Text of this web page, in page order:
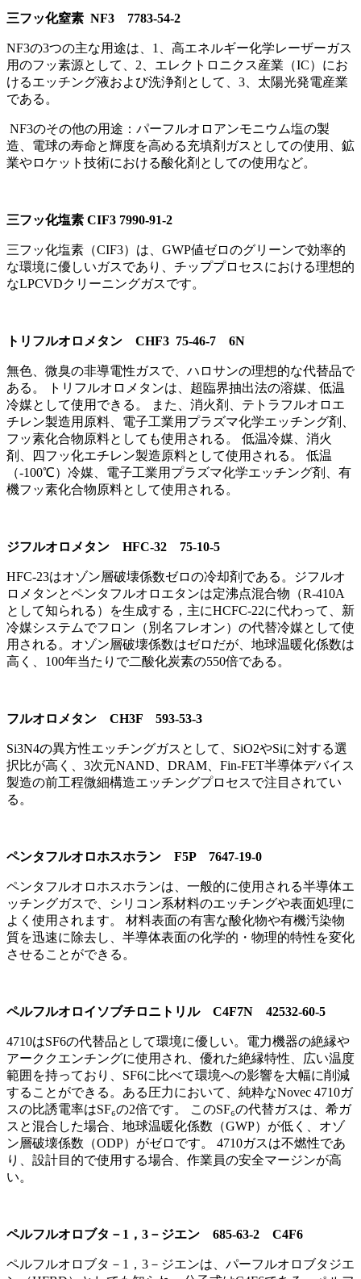
三フッ化窒素 NF3 7783-54-2
NF3の3つの主な用途は、1、高エネルギー化学レーザーガス
用のフッ素源として、2、エレクトロニクス産業（IC）にお
けるエッチング液および洗浄剤として、3、太陽光発電産業
である。
NF3のその他の用途：パーフルオロアンモニウム塩の製
造、電球の寿命と輝度を高める充填剤ガスとしての使用、鉱
業やロケット技術における酸化剤としての使用など。
三フッ化塩素 CIF3 7990-91-2
三フッ化塩素（CIF3）は、GWP値ゼロのグリーンで効率的
な環境に優しいガスであり、チッププロセスにおける理想的
なLPCVDクリーニングガスです。
トリフルオロメタン CHF3 75-46-7 6N
無色、微臭の非導電性ガスで、ハロサンの理想的な代替品で
ある。 トリフルオロメタンは、超臨界抽出法の溶媒、低温
冷媒として使用できる。 また、消火剤、テトラフルオロエ
チレン製造用原料、電子工業用プラズマ化学エッチング剤、
フッ素化合物原料としても使用される。 低温冷媒、消火
剤、四フッ化エチレン製造原料として使用される。 低温
（-100℃）冷媒、電子工業用プラズマ化学エッチング剤、有
機フッ素化合物原料として使用される。
ジフルオロメタン HFC-32 75-10-5
HFC-23はオゾン層破壊係数ゼロの冷却剤である。ジフルオ
ロメタンとペンタフルオロエタンは定沸点混合物（R-410A
として知られる）を生成する，主にHCFC-22に代わって、新
冷媒システムでフロン（別名フレオン）の代替冷媒として使
用される。オゾン層破壊係数はゼロだが、地球温暖化係数は
高く、100年当たりで二酸化炭素の550倍である。
フルオロメタン CH3F 593-53-3
Si3N4の異方性エッチングガスとして、SiO2やSiに対する選
択比が高く、3次元NAND、DRAM、Fin-FET半導体デバイス
製造の前工程微細構造エッチングプロセスで注目されてい
る。
ペンタフルオロホスホラン F5P 7647-19-0
ペンタフルオロホスホランは、一般的に使用される半導体エ
ッチングガスで、シリコン系材料のエッチングや表面処理に
よく使用されます。 材料表面の有害な酸化物や有機汚染物
質を迅速に除去し、半導体表面の化学的・物理的特性を変化
させることができる。
ペルフルオロイソブチロニトリル C4F7N 42532-60-5
4710はSF6の代替品として環境に優しい。電力機器の絶縁や
アーククエンチングに使用され、優れた絶縁特性、広い温度
範囲を持っており、SF6に比べて環境への影響を大幅に削減
することができる。ある圧力において、純粋なNovec 4710ガ
スの比誘電率はSF₆の2倍です。 このSF₆の代替ガスは、希ガ
スと混合した場合、地球温暖化係数（GWP）が低く、オゾ
ン層破壊係数（ODP）がゼロです。 4710ガスは不燃性であ
り、設計目的で使用する場合、作業員の安全マージンが高
い。
ペルフルオロブタ－1，3－ジエン 685-63-2 C4F6
ペルフルオロブタ－1，3－ジエンは、パーフルオロブタジエ